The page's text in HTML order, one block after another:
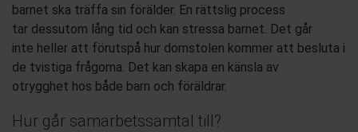
barnet ska träffa sin förälder. En rättslig process
tar dessutom lång tid och kan stressa barnet. Det går
inte heller att förutspå hur domstolen kommer att besluta i
de tvistiga frågorna. Det kan skapa en känsla av
otrygghet hos både barn och föräldrar.
Hur går samarbetssamtal till?